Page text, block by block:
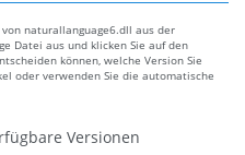
naturallanguage6.dll aus der
Datei aus und klicken Sie auf den
können, welche Version Sie
oder verwenden Sie die automatische
Versionen